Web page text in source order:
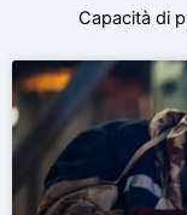
Capacità di